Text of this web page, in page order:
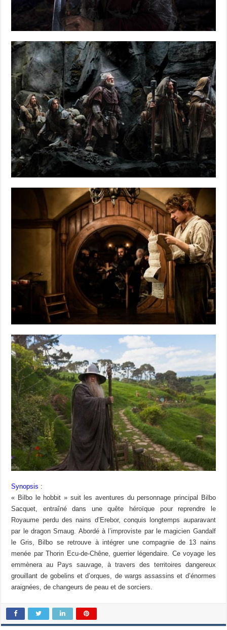
Synopsis :
« Bilbo le hobbit » suit les aventures du personnage principal Bilbo
Sacquet, entraîné dans une quête héroïque pour reprendre le
Royaume perdu des nains d’Erebor, conquis longtemps auparavant
par le dragon Smaug. Abordé à l’improviste par le magicien Gandalf
le Gris, Bilbo se retrouve à intégrer une compagnie de 13 nains
menée par Thorin Ecu-de-Chêne, guerrier légendaire. Ce voyage les
emmènera au Pays sauvage, à travers des territoires dangereux
grouillant de gobelins et d’orques, de wargs assassins et d’énormes
araignées, de changeurs de peau et de sorciers.